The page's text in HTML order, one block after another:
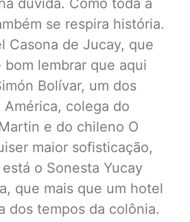
dúvida. Como toda a
se respira história.
Casona de Jucay, que
bom lembrar que aqui
Bolívar, um dos
colega do
e do chileno O
maior sofisticação,
o Sonesta Yucay
que mais que um hotel
dos tempos da colônia.